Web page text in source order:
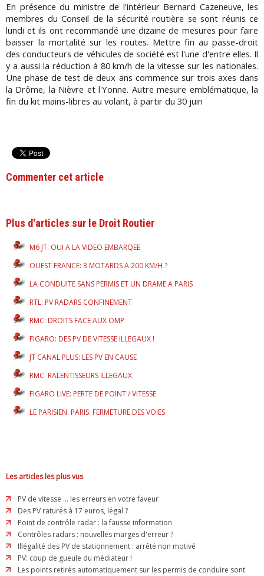
En présence du ministre de l'intérieur Bernard Cazeneuve, les
membres du Conseil de la sécurité routière se sont réunis ce
lundi et ils ont recommandé une dizaine de mesures pour faire
baisser la mortalité sur les routes. Mettre fin au passe-droit
des conducteurs de véhicules de société est l'une d'entre elles. Il
y a aussi la réduction à 80 km/h de la vitesse sur les nationales.
Une phase de test de deux ans commence sur trois axes dans
la Drôme, la Nièvre et l'Yonne. Autre mesure emblématique, la
fin du kit mains-libres au volant, à partir du 30 juin
Commenter cet article
Plus d'articles sur le Droit Routier
M6 JT: OUI A LA VIDEO EMBARQEE
OUEST FRANCE: 3 MOTARDS A 200 KM/H ?
LA CONDUITE SANS PERMIS ET UN DRAME A PARIS
RTL: PV RADARS CONFINEMENT
RMC: DROITS FACE AUX OMP
FIGARO: DES PV DE VITESSE ILLEGAUX !
JT CANAL PLUS: LES PV EN CAUSE
RMC: RALENTISSEURS ILLEGAUX
FIGARO LIVE: PERTE DE POINT / VITESSE
LE PARISIEN: PARIS: FERMETURE DES VOIES
Les articles les plus vus
PV de vitesse ... les erreurs en votre faveur
Des PV raturés à 17 euros, légal ?
Point de contrôle radar : la fausse information
Contrôles radars : nouvelles marges d'erreur ?
Illégalité des PV de stationnement : arrêté non motivé
PV: coup de gueule du médiateur !
Les points retirés automatiquement sur les permis de conduire sont